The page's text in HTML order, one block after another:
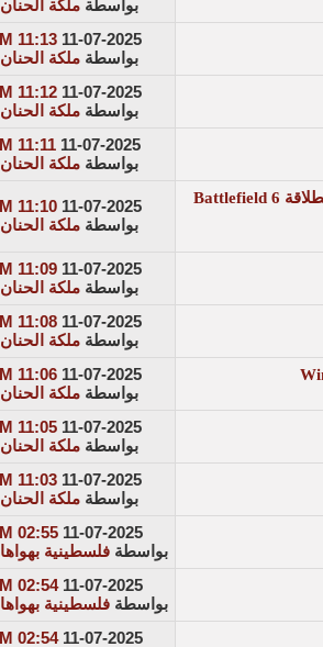
بواسطة ملكة الحنان
11-07-2025
11:13 AM
بواسطة ملكة الحنان
11-07-2025
11:12 AM
بواسطة ملكة الحنان
11-07-2025
11:11 AM
بواسطة ملكة الحنان
11-07-2025
11:10 AM
بواسطة ملكة الحنان
11-07-2025
11:09 AM
بواسطة ملكة الحنان
11-07-2025
11:08 AM
بواسطة ملكة الحنان
11-07-2025
11:06 AM
بواسطة ملكة الحنان
11-07-2025
11:05 AM
بواسطة ملكة الحنان
11-07-2025
11:03 AM
بواسطة ملكة الحنان
11-07-2025
02:55 AM
بواسطة فلسطينية بهواها
11-07-2025
02:54 AM
بواسطة فلسطينية بهواها
11-07-2025
02:54 AM